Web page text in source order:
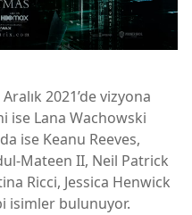
2021’de vizyona
ise Lana Wachowski
ise Keanu Reeves,
Mateen II, Neil Patrick
Ricci, Jessica Henwick
isimler bulunuyor.